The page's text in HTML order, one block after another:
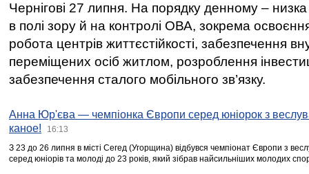
Чернігові 27 липня. На порядку денному –
в полі зору й на контролі ОВА, зокрема освоєння
робота центрів життєстійкості, забезпечення
переміщених осіб житлом, розроблення
забезпечення сталого мобільного зв’язку.
Анна Юр'єва — чемпіонка Європи серед юніорок з
каное!
16:13
З 23 до 26 липня в місті Сегед (Угорщина) відбувся чемпіонат Європи з
серед юніорів та молоді до 23 років, який зібрав найсильніших молодих